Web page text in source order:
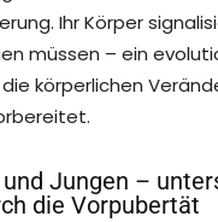
Ihr Körper
müssen – ein
körperlichen
Jungen –
die Vorpubertät